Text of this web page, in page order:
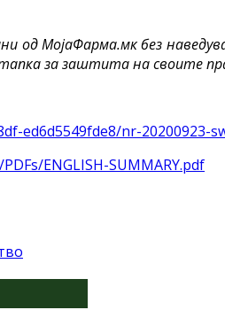
од МојаФарма.мк без
за заштита на своите
ed6d5549fde8/nr-
ENGLISH-SUMMARY.pdf